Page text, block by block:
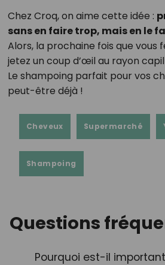
Chez Croq, on aime cette idée :
sans en faire trop, mais en le
Alors, la prochaine fois que vous
jetez un coup d’œil au rayon
Le shampoing parfait pour vos
peut-être déjà !
Cheveux Supermarché
Shampoing
Questions
Pourquoi est-il